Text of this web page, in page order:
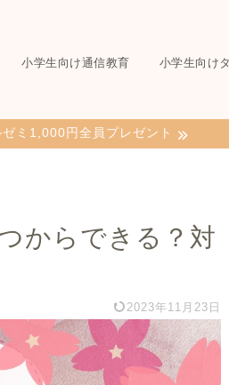
小学生向け通信教育 小学生向け
ゼミ1,000円全員プレゼント
からできる？対
2023年11月23日